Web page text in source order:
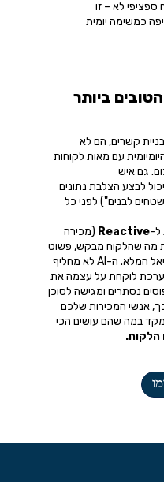
ספציפי לא – זו
כמשימה יומית
ביותר
קשרים, הם לא
עם מאות לקוחות
גם איש
לבצע הצלבת נתונים
לבנים") לפני כל
ל-Reactive (מכירה
מה שהלקוח מבקש, פשוט
כי אין לו את הזמן לנתח את הפוטנציאל המלא. ה-AI לא מחליף
לוקחת על עצמה את
נסתרים ומגישה לסוכן
אנשי המכירות שלכם
במה שהם עושים הכי
הלקוח.